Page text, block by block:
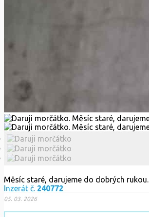
Měsíc staré, darujeme do dobrých rukou.
Inzerát č. 240772
05. 03. 2026